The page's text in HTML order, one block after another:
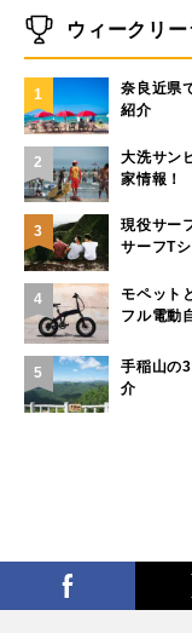
ウィークリ
1
奈良近県
紹介
2
大洗サン
家情報！
3
現役サー
サーフT
4
モペット
フル電動
5
手稲山の
介